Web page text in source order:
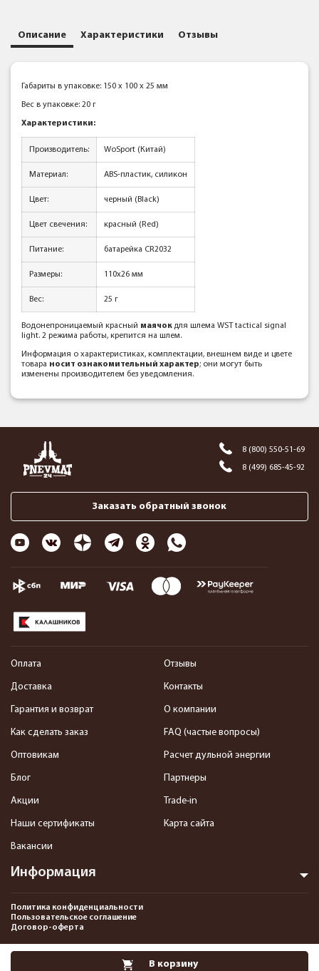
В корзину
Описание Характеристики Отзывы
Габариты в упаковке: 150 x 100 x 25 мм
Вес в упаковке: 20 г
Характеристики:
Производитель: WoSport (Китай)
Материал: ABS-пластик, силикон
Цвет: черный (Black)
Цвет свечения: красный (Red)
Питание: батарейка CR2032
Размеры: 110x26 мм
Вес: 25 г
Водонепроницаемый красный маячок для шлема WST tactical signal
light. 2 режима работы, крепится на шлем.
Информация о характеристиках, комплектации, внешнем виде и цвете
товара носит ознакомительный характер; они могут быть
изменены производителем без уведомления.
8 (800) 550-51-69
8 (499) 685-45-92
Заказать обратный звонок
Информация
Оплата
Доставка
Гарантия и возврат
Как сделать заказ
Оптовикам
Блог
Акции
Наши сертификаты
Вакансии
Отзывы
Контакты
О компании
FAQ (частые вопросы)
Расчет дульной энергии
Партнеры
Trade-in
Карта сайта
Политика конфиденциальности
Пользовательское соглашение
Договор-оферта
2013-2026 Интернет-магазин пневматики, страйкбола и снаряжения–
Pnevmat24.ru. Все права защищены.©